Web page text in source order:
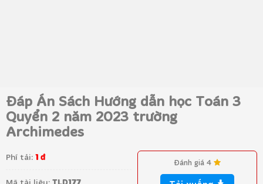
Đáp Án Sách Hướng dẫn học Toán 3
Quyển 2 năm 2023 trường
Archimedes
Đánh giá 4
Phí tải: 1 đ
Mã tài liệu: